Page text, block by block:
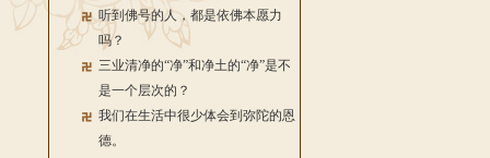
听到佛号的人，都是依佛本愿力
吗？
三业清净的“净”和净土的“净”是不
是一个层次的？
我们在生活中很少体会到弥陀的恩
德。